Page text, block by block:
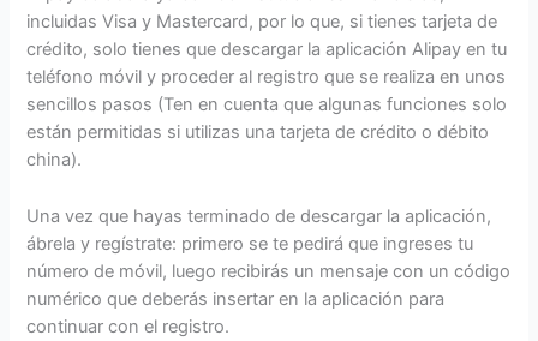
incluidas Visa y Mastercard, por lo que, si tienes tarjeta de
crédito, solo tienes que descargar la aplicación Alipay en tu
teléfono móvil y proceder al registro que se realiza en unos
sencillos pasos (Ten en cuenta que algunas funciones solo
están permitidas si utilizas una tarjeta de crédito o débito
china).
Una vez que hayas terminado de descargar la aplicación,
ábrela y regístrate: primero se te pedirá que ingreses tu
número de móvil, luego recibirás un mensaje con un código
numérico que deberás insertar en la aplicación para
continuar con el registro.